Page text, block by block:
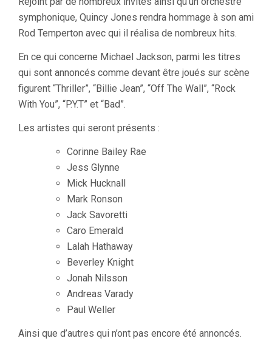
symphonique, Quincy Jones rendra hommage à son ami
Rod Temperton avec qui il réalisa de nombreux hits.
En ce qui concerne Michael Jackson, parmi les titres
qui sont annoncés comme devant être joués sur scène
figurent “Thriller”, “Billie Jean”, “Off The Wall”, “Rock
With You”, “P.Y.T” et “Bad”.
Les artistes qui seront présents :
Corinne Bailey Rae
Jess Glynne
Mick Hucknall
Mark Ronson
Jack Savoretti
Caro Emerald
Lalah Hathaway
Beverley Knight
Jonah Nilsson
Andreas Varady
Paul Weller
Ainsi que d’autres qui n’ont pas encore été annoncés.